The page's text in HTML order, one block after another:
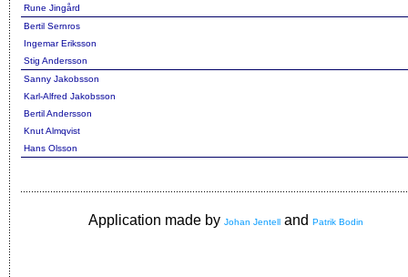
Rune Jingård
Bertil Sernros
Ingemar Eriksson
Stig Andersson
Sanny Jakobsson
Karl-Alfred Jakobsson
Bertil Andersson
Knut Almqvist
Hans Olsson
Application made by Johan Jentell and Patrik Bodin